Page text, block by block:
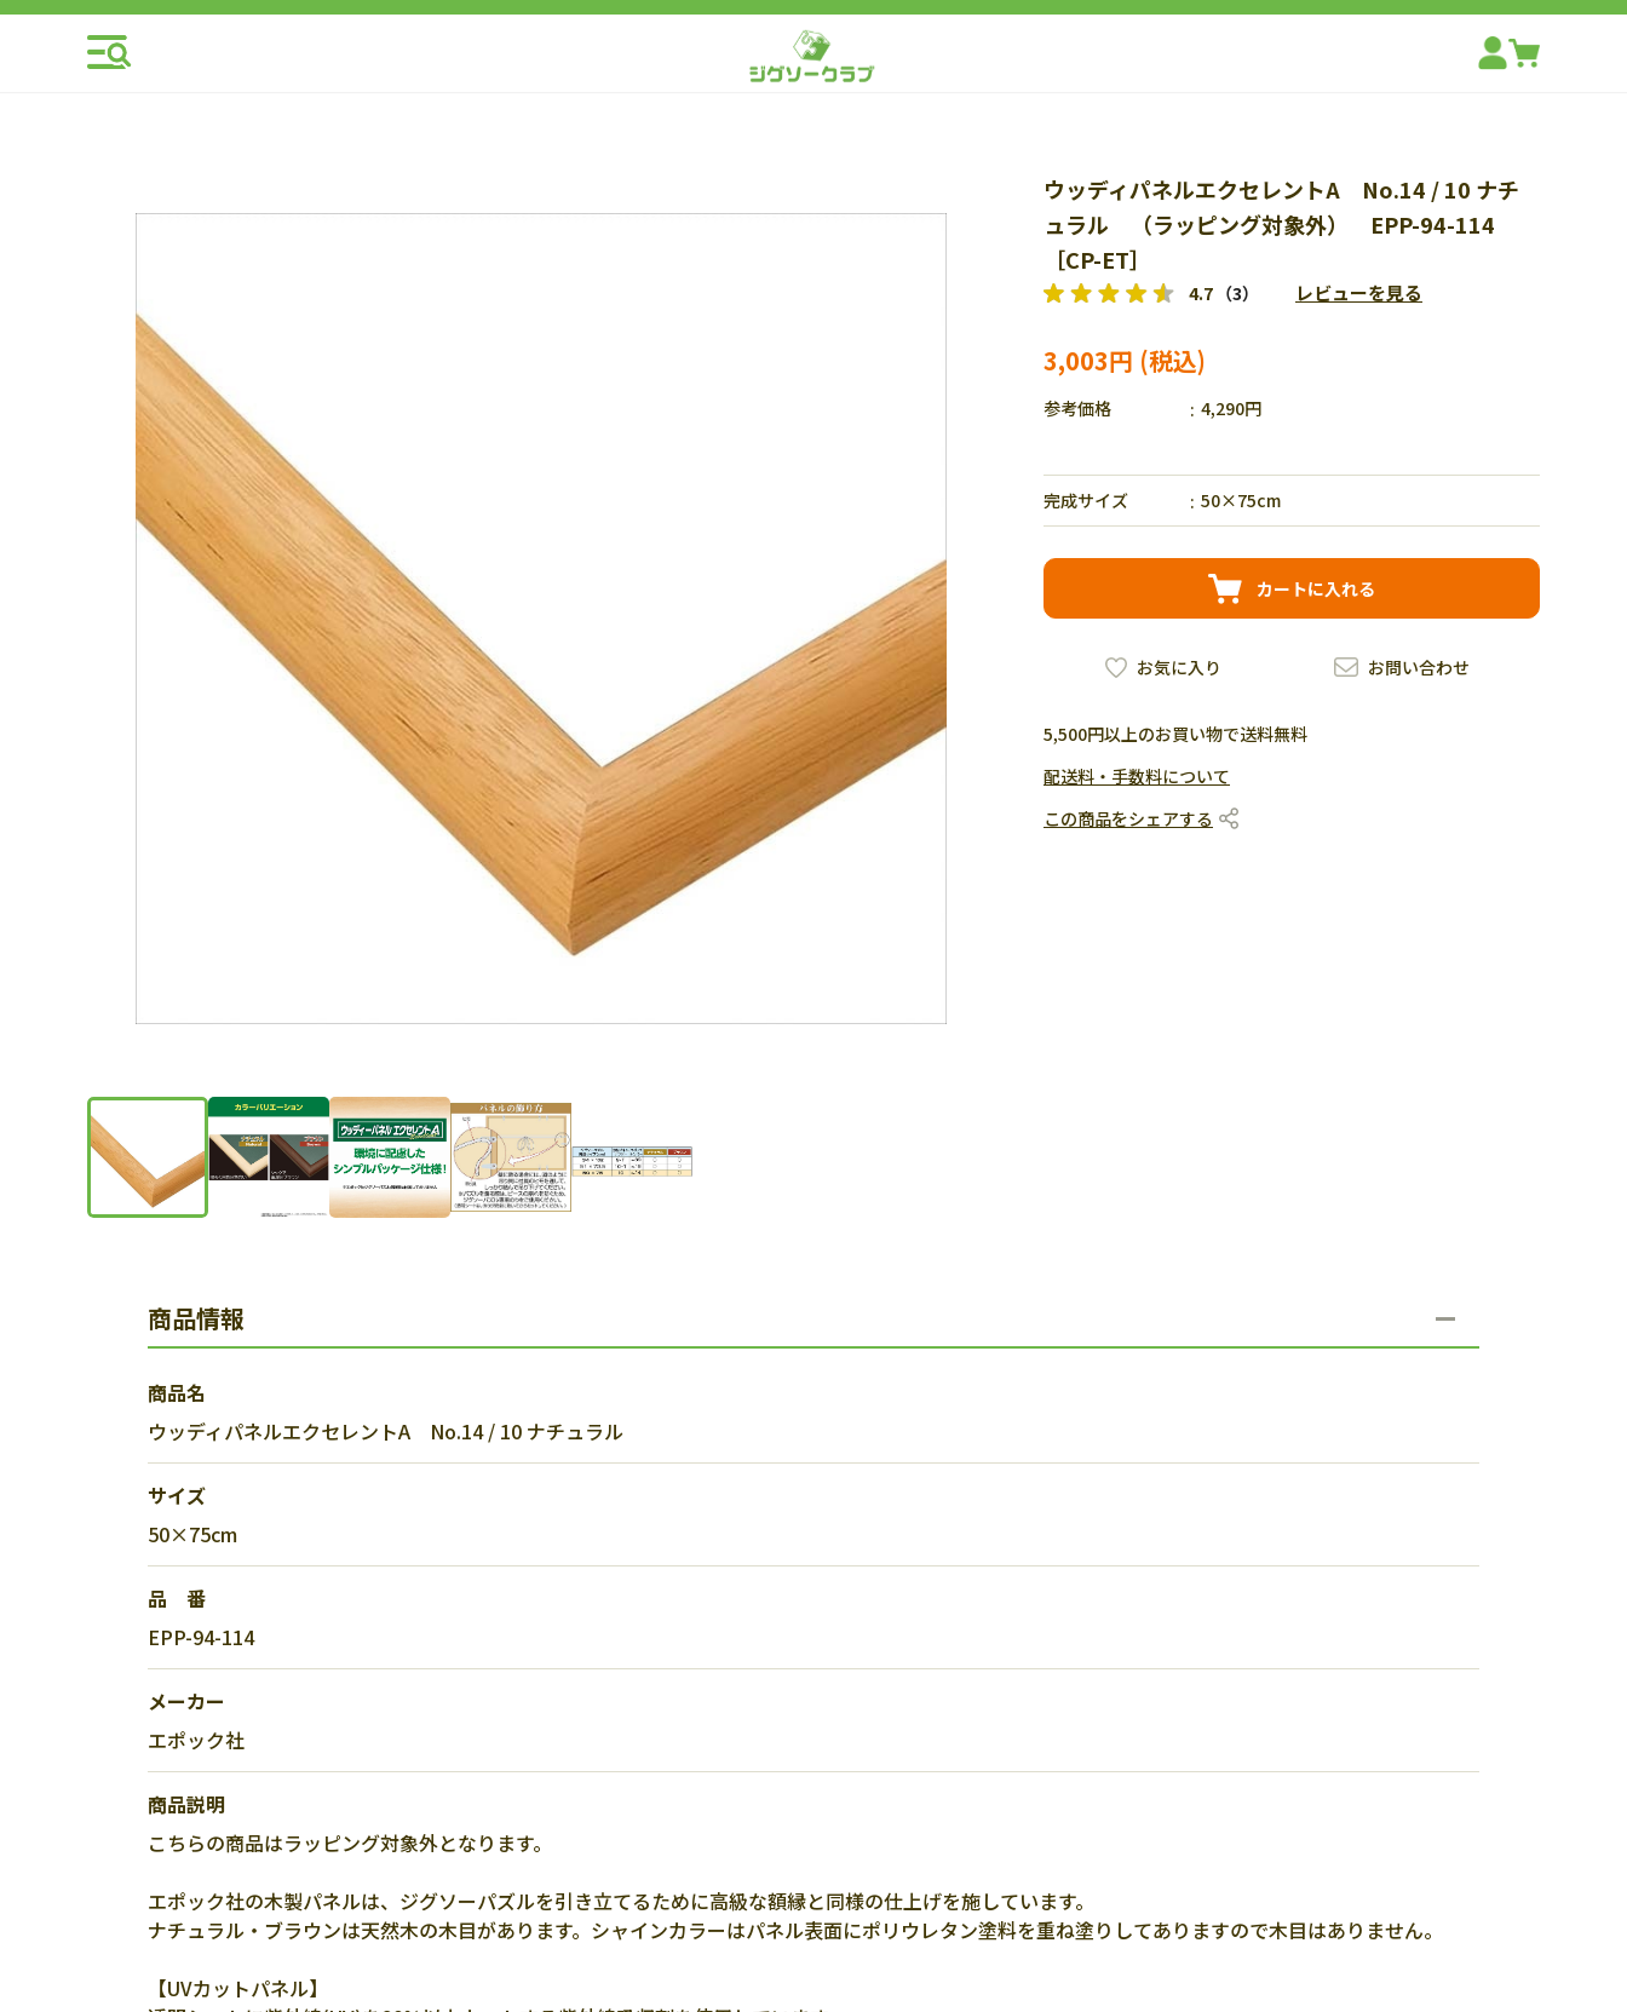
ウッディパネルエクセレントA No.14 / 10 ナチ
ュラル （ラッピング対象外） EPP-94-114
［CP-ET］
4.7 （3） レビューを見る
3,003円
参考価格 4,290円
完成サイズ 50×75cm
カートに入れる
お問い合わせ
お気に入り
5,500円以上のお買い物で送料無料
配送料・手数料について
この商品をシェアする
商品情報
商品名
ウッディパネルエクセレントA No.14 / 10 ナチュラル
サイズ
50×75cm
品 番
EPP-94-114
メーカー
エポック社
商品説明
こちらの商品はラッピング対象外となります。
エポック社の木製パネルは、ジグソーパズルを引き立てるために高級な額縁と同様の仕上げを施しています。
ナチュラル・ブラウンは天然木の木目があります。シャインカラーはパネル表面にポリウレタン塗料を重ね塗りしてありますので木目はありません。
【UVカットパネル】